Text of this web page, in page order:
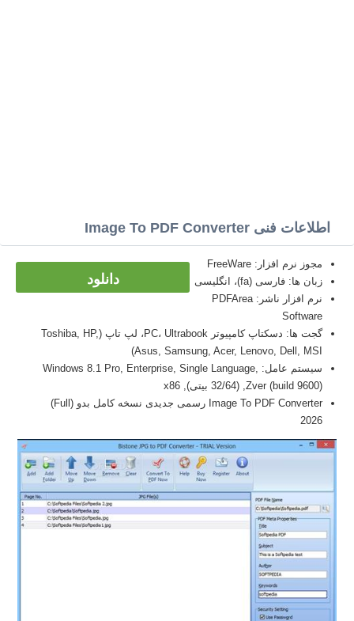
اطلاعات فنی Image To PDF Converter
دانلود
مجوز نرم افزار: FreeWare
زبان ها: فارسی (fa)، انگلیسی
نرم افزار ناشر: PDFArea
Software
گجت ها: دسکتاپ کامپیوتر PC، Ultrabook، لپ تاپ (Toshiba, HP,
Asus, Samsung, Acer, Lenovo, Dell, MSI)
سیستم عامل: Windows 8.1 Pro, Enterprise, Single Language,
Zver (build 9600), (32/64 بیتی), x86
Image To PDF Converter رسمی جدیدی نسخه کامل بدو (Full)
2026